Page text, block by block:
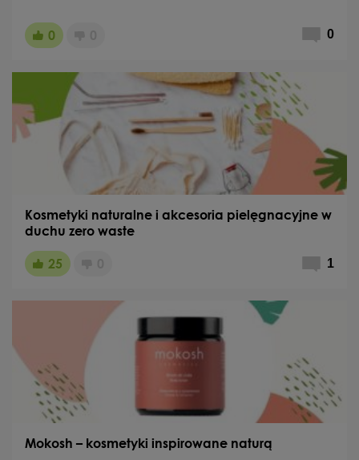
0 0
Kosmetyki naturalne i akcesoria pielęgnacyjne w
duchu zero waste
25 1
Mokosh – kosmetyki inspirowane naturą